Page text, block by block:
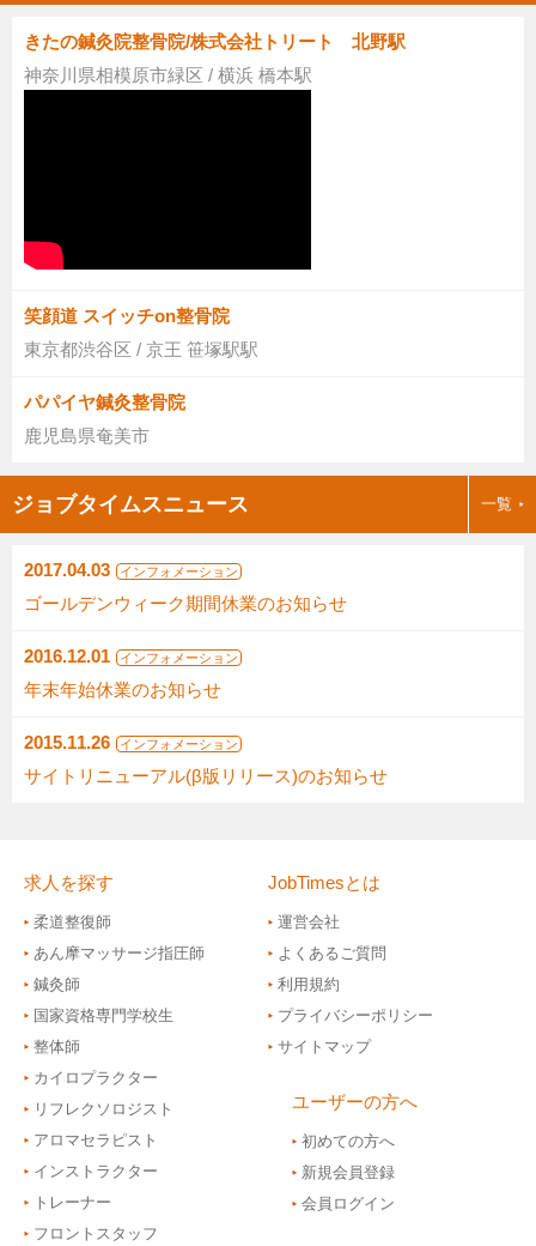
きたの鍼灸院整骨院/株式会社トリート 北野駅
神奈川県相模原市緑区 / 横浜 橋本駅
笑顔道 スイッチon整骨院
東京都渋谷区 / 京王 笹塚駅駅
パパイヤ鍼灸整骨院
鹿児島県奄美市
一覧
ジョブタイムスニュース
2017.04.03 インフォメーション
ゴールデンウィーク期間休業のお知らせ
2016.12.01 インフォメーション
年末年始休業のお知らせ
2015.11.26 インフォメーション
サイトリニューアル(β版リリース)のお知らせ
求人を探す
柔道整復師
あん摩マッサージ指圧師
鍼灸師
国家資格専門学校生
整体師
カイロプラクター
リフレクソロジスト
アロマセラピスト
インストラクター
トレーナー
フロントスタッフ
JobTimesとは
運営会社
よくあるご質問
利用規約
プライバシーポリシー
サイトマップ
ユーザーの方へ
初めての方へ
新規会員登録
会員ログイン